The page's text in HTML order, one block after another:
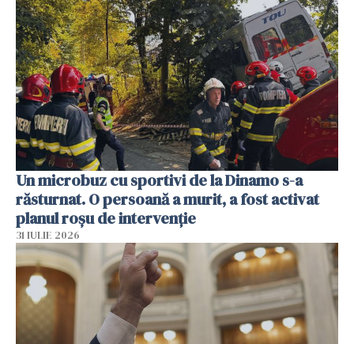
Un microbuz cu sportivi de la Dinamo s-a
răsturnat. O persoană a murit, a fost activat
planul roșu de intervenție
31 IULIE 2026